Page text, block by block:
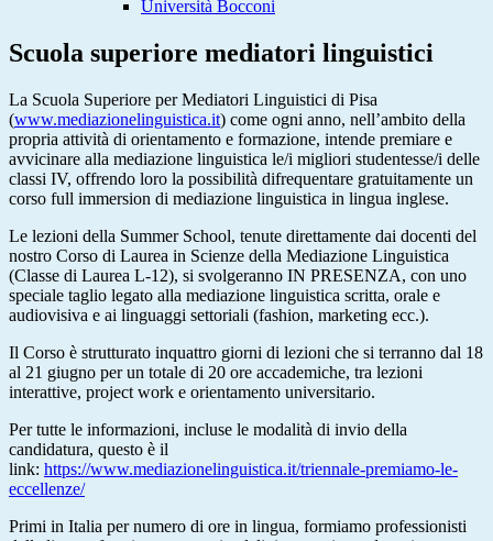
Università Bocconi
Scuola superiore mediatori linguistici
La Scuola Superiore per Mediatori Linguistici di Pisa
(www.mediazionelinguistica.it) come ogni anno, nell’ambito della
propria attività di orientamento e formazione, intende premiare e
avvicinare alla mediazione linguistica le/i migliori studentesse/i delle
classi IV, offrendo loro la possibilità difrequentare gratuitamente un
corso full immersion di mediazione linguistica in lingua inglese.
Le lezioni della Summer School, tenute direttamente dai docenti del
nostro Corso di Laurea in Scienze della Mediazione Linguistica
(Classe di Laurea L-12), si svolgeranno IN PRESENZA, con uno
speciale taglio legato alla mediazione linguistica scritta, orale e
audiovisiva e ai linguaggi settoriali (fashion, marketing ecc.).
Il Corso è strutturato inquattro giorni di lezioni che si terranno dal 18
al 21 giugno per un totale di 20 ore accademiche, tra lezioni
interattive, project work e orientamento universitario.
Per tutte le informazioni, incluse le modalità di invio della
candidatura, questo è il
link: https://www.mediazionelinguistica.it/triennale-premiamo-le-
eccellenze/
Primi in Italia per numero di ore in lingua, formiamo professionisti